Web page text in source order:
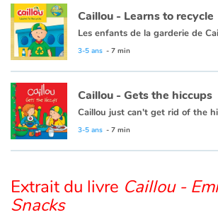
Nos listes de lecture
Les plus lus
Caillou - Learns to recycle
Cette histoire existe aussi en
3-5 ans - 7 min
Caillou - Gets the hiccups
3-5 ans - 7 min
Extrait du livre Caillou -
Snacks